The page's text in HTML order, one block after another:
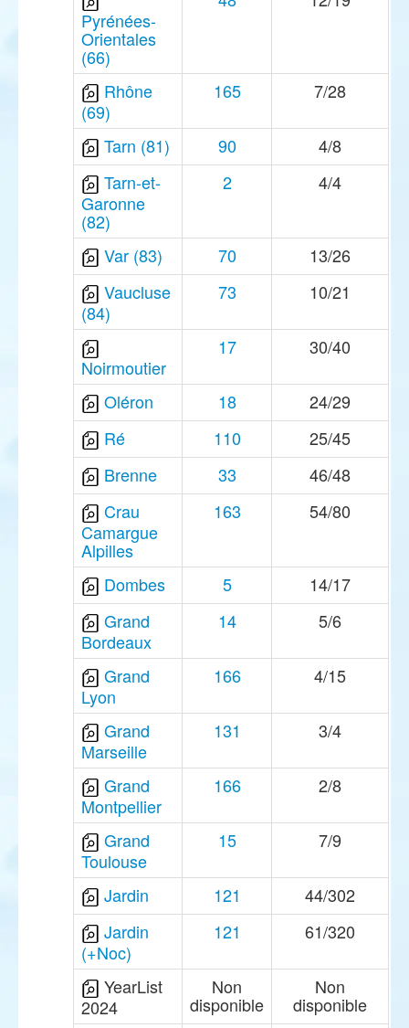
Pyrénées-
Orientales
(66)
Rhône
(69)
165 7/28
Tarn (81) 90
4/8
Tarn-et-
Garonne
(82)
2 4/4
Var (83) 70
13/26
Vaucluse
(84)
73 10/21
Noirmoutier
17 30/40
Oléron 18
24/29
Ré
110
25/45
Brenne
33
46/48
Crau
Camargue
Alpilles
163 54/80
Dombes 5
14/17
Grand
Bordeaux
14 5/6
Grand
Lyon
166 4/15
Grand
Marseille
131 3/4
Grand
Montpellier
166 2/8
Grand
Toulouse
15 7/9
Jardin 121
44/302
Jardin
(+Noc)
121 61/320
YearList
2024
Non
disponible
Non
disponible